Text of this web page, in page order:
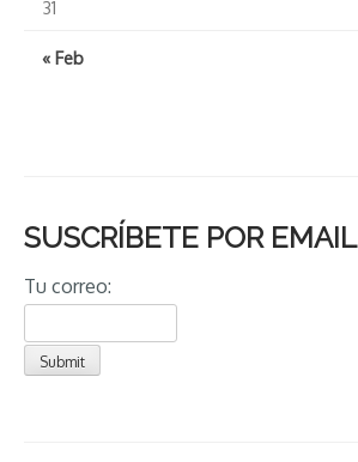
« Feb
31
SUSCRÍBETE POR EMAIL
Tu correo: